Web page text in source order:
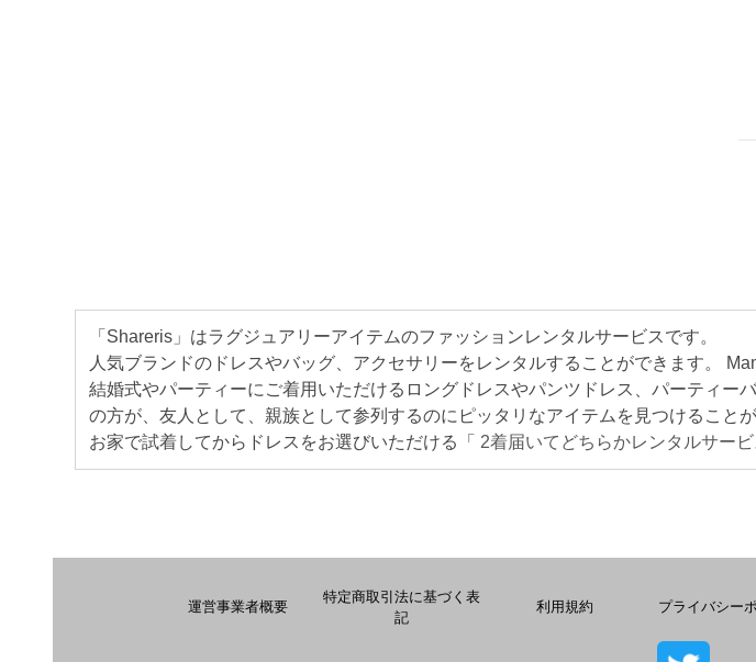
「Shareris」はラグジュアリーアイテムのファッションレンタルサービスです。
人気ブランドのドレスやバッグ、アクセサリーをレンタルすることができます。
結婚式やパーティーにご着用いただけるロングドレスやパンツドレス、パーティー
の方が、友人として、親族として参列するのにピッタリなアイテムを見つけることが
お家で試着してからドレスをお選びいただける「 2着届いてどちらかレンタルサービ
運営事業者概要
特定商取引法に基づく表
記
利用規約 プライバシー